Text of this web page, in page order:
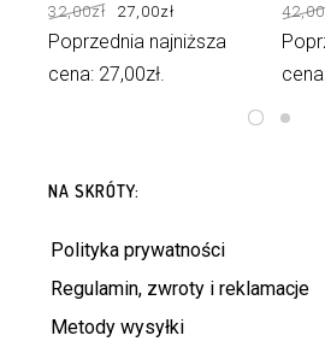
32,00zł cena
wynosiła:
32,00zł.
27,00złcena
27,00zł.
Poprzednia najniższa
cena: 27,00zł.
42,00
NA SKRÓTY:
Polityka prywatności
Regulamin, zwroty i reklamacje
Metody wysyłki